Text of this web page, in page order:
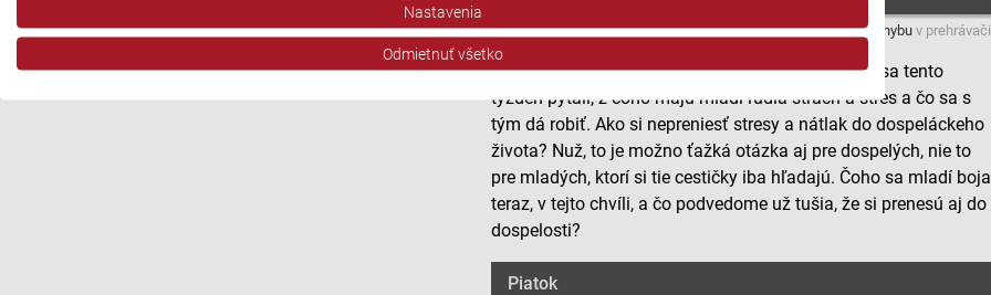
Použiť profily na výber personalizovanej reklamy
Pochopiť cieľové skupiny na základe štatistík alebo spájania údajov z rôznych zdrojov
Nastavenia
Odmietnuť všetko
Máte problém s prehrávaním?Nahláste nám chybu v
S Mariannou Ďuranovou a Oliverom Orthom sme sa tento
týždeň pýtali, z čoho majú mladí ľudia strach a stres a čo sa s
tým dá robiť. Ako si nepreniesť stresy a nátlak do dospeláckeho
života? Nuž, to je možno ťažká otázka aj pre dospelých, nie to
pre mladých, ktorí si tie cestičky iba hľadajú. Čoho sa mladí boja
teraz, v tejto chvíli, a čo podvedome už tušia, že si prenesú aj do
dospelosti?
Piatok